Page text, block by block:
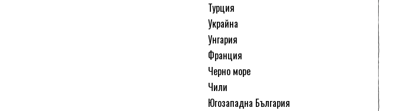
Турция
Украйна
Унгария
Франция
Черно море
Чили
Югозападна България